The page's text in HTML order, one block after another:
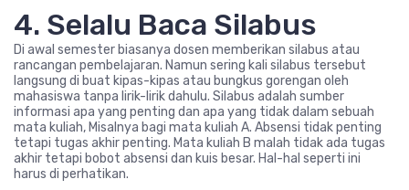
4. Selalu Baca Silabus
Di awal semester biasanya dosen memberikan silabus atau
rancangan pembelajaran. Namun sering kali silabus tersebut
langsung di buat kipas-kipas atau bungkus gorengan oleh
mahasiswa tanpa lirik-lirik dahulu. Silabus adalah sumber
informasi apa yang penting dan apa yang tidak dalam sebuah
mata kuliah, Misalnya bagi mata kuliah A. Absensi tidak penting
tetapi tugas akhir penting. Mata kuliah B malah tidak ada tugas
akhir tetapi bobot absensi dan kuis besar. Hal-hal seperti ini
harus di perhatikan.